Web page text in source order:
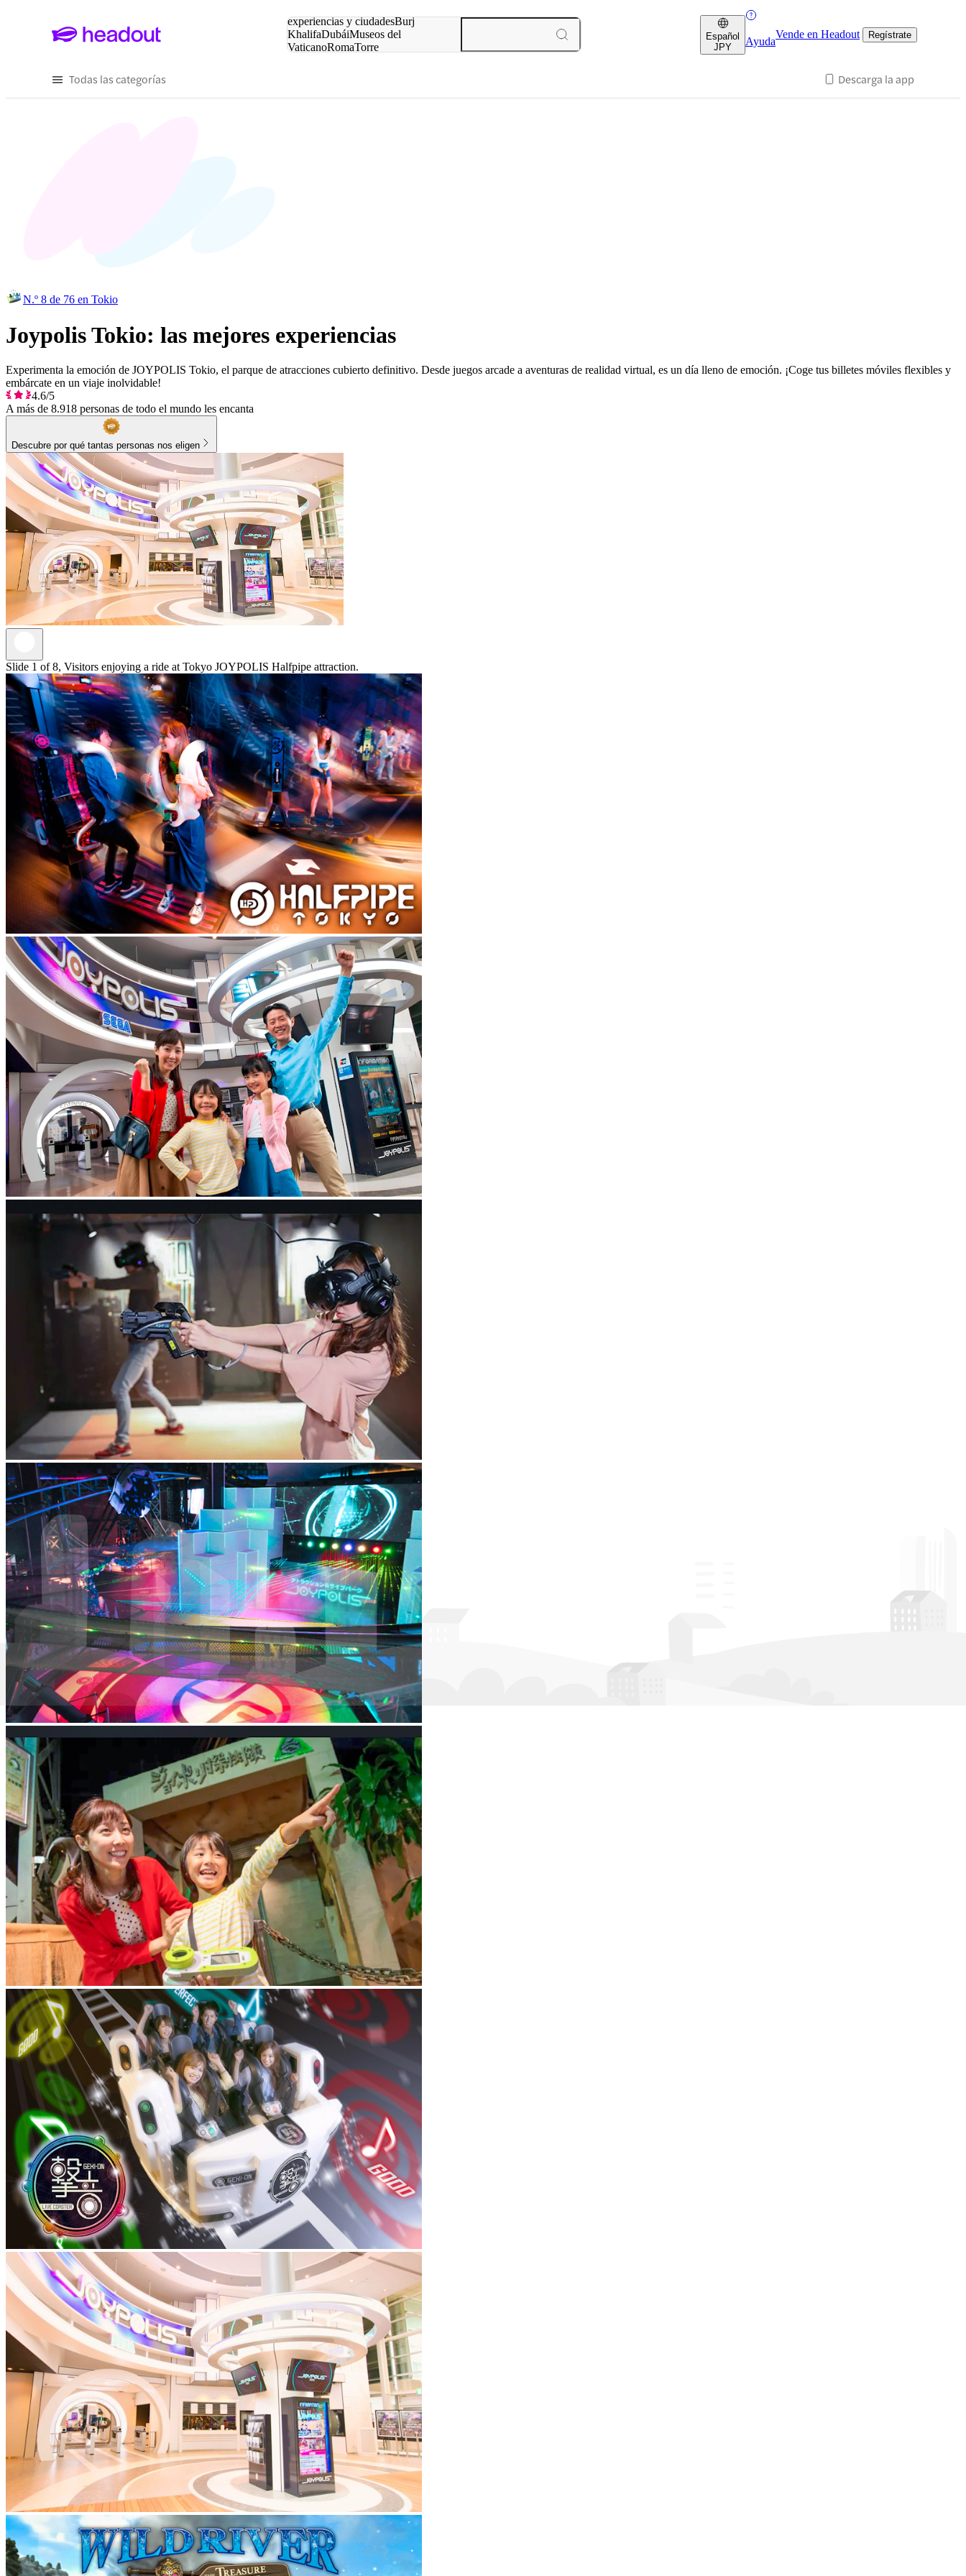
experiencias y ciudadesBurj
KhalifaDubáiMuseos del
VaticanoRomaTorre
Español
JPY
Ayuda
Vende en Headout Regístrate
Todas las categorías Descarga la app
N.º 8 de 76 en Tokio
Joypolis Tokio: las mejores experiencias
Experimenta la emoción de JOYPOLIS Tokio, el parque de atracciones cubierto definitivo. Desde juegos arcade a aventuras de realidad virtual, es un día lleno de emoción. ¡Coge tus billetes móviles flexibles y
embárcate en un viaje inolvidable!
4.6/5
A más de 8.918 personas de todo el mundo les encanta
Descubre por qué tantas personas nos eligen
Slide 1 of 8, Visitors enjoying a ride at Tokyo JOYPOLIS Halfpipe attraction.